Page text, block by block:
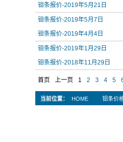
钼条报价-2019年5月21日
钼条报价-2019年5月7日
钼条报价-2019年4月4日
钼条报价-2019年1月29日
钼条报价-2018年11月29日
首页 上一页 1 2 3 4 5
当前位置： HOME 钼条价